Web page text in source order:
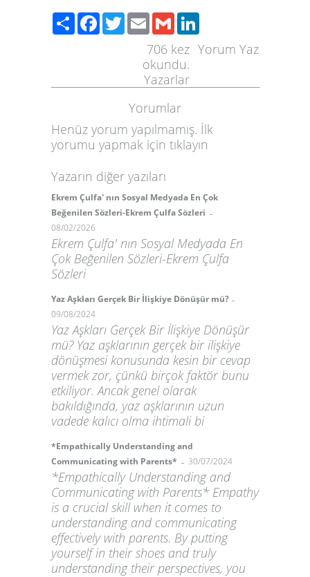
PaylaşFacebook
TwitterEmailGmail
Yorum Yaz
706 kez
okundu.
Yazarlar
Yorumlar
Henüz yorum yapılmamış. İlk
yorumu yapmak için tıklayın
Yazarın diğer yazıları
Ekrem Çulfa' nın Sosyal Medyada En Çok
Beğenilen Sözleri-Ekrem Çulfa Sözleri -
08/02/2026
Ekrem Çulfa' nın Sosyal Medyada En
Çok Beğenilen Sözleri-Ekrem Çulfa
Sözleri
Yaz Aşkları Gerçek Bir İlişkiye Dönüşür mü? -
09/08/2024
Yaz Aşkları Gerçek Bir İlişkiye Dönüşür
mü? Yaz aşklarının gerçek bir ilişkiye
dönüşmesi konusunda kesin bir cevap
vermek zor, çünkü birçok faktör bunu
etkiliyor. Ancak genel olarak
bakıldığında, yaz aşklarının uzun
vadede kalıcı olma ihtimali bi
*Empathically Understanding and
Communicating with Parents* - 30/07/2024
*Empathically Understanding and
Communicating with Parents* Empathy
is a crucial skill when it comes to
understanding and communicating
effectively with parents. By putting
yourself in their shoes and truly
understanding their perspectives, you